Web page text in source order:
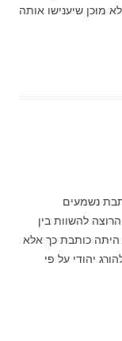
מוכן שיענישו אותה
נשמעים
להשוות בין
כותבת כך אלא
יהודי על פי